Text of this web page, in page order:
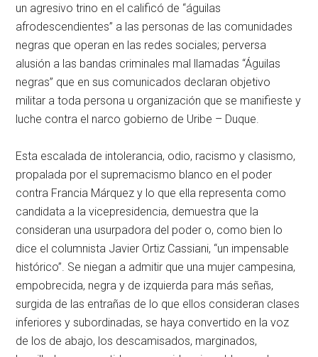
un agresivo trino en el calificó de “águilas
afrodescendientes” a las personas de las comunidades
negras que operan en las redes sociales; perversa
alusión a las bandas criminales mal llamadas “Águilas
negras” que en sus comunicados declaran objetivo
militar a toda persona u organización que se manifieste y
luche contra el narco gobierno de Uribe – Duque.
Esta escalada de intolerancia, odio, racismo y clasismo,
propalada por el supremacismo blanco en el poder
contra Francia Márquez y lo que ella representa como
candidata a la vicepresidencia, demuestra que la
consideran una usurpadora del poder o, como bien lo
dice el columnista Javier Ortiz Cassiani, “un impensable
histórico”. Se niegan a admitir que una mujer campesina,
empobrecida, negra y de izquierda para más señas,
surgida de las entrañas de lo que ellos consideran clases
inferiores y subordinadas, se haya convertido en la voz
de los de abajo, los descamisados, marginados,